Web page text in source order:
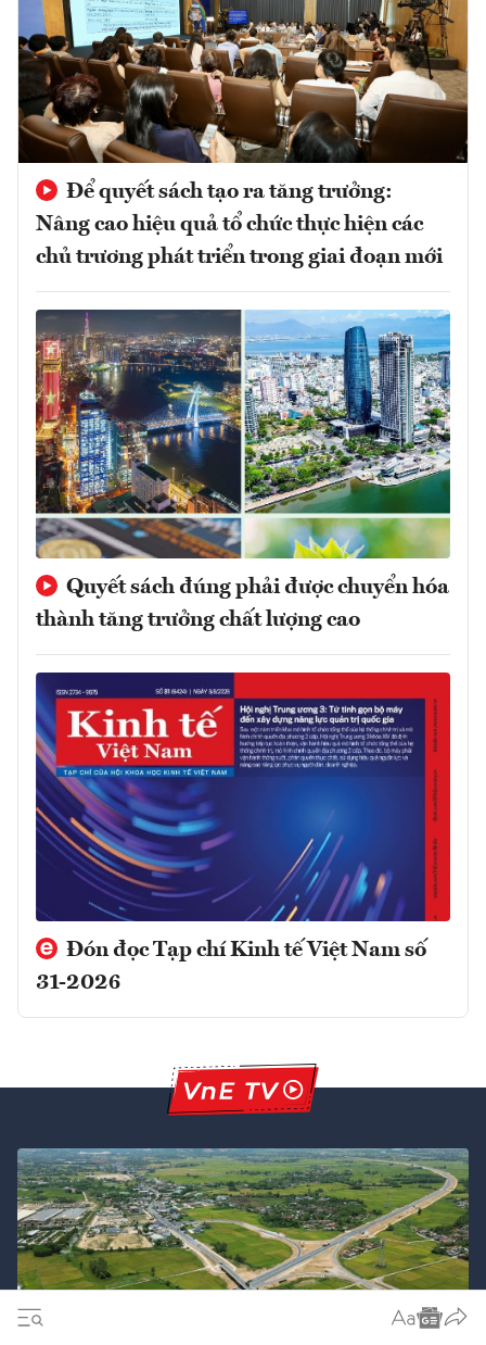
Để quyết sách tạo ra tăng trưởng:
Nâng cao hiệu quả tổ chức thực hiện các
chủ trương phát triển trong giai đoạn mới
Quyết sách đúng phải được chuyển hóa
thành tăng trưởng chất lượng cao
Đón đọc Tạp chí Kinh tế Việt Nam số
31-2026